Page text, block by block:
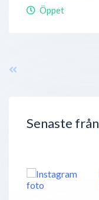
Senaste från
Öppet